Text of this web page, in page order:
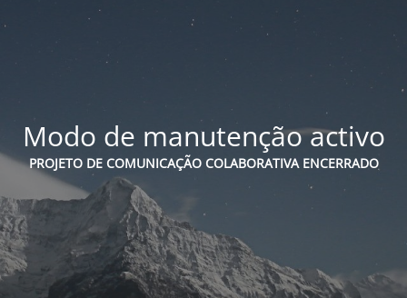
Modo de manutenção activo
PROJETO DE COMUNICAÇÃO COLABORATIVA ENCERRADO